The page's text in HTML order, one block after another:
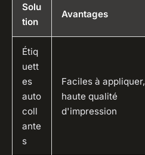
Solu
tion
Avantages
Étiq
uett
es
auto
coll
ante
s
Faciles à appliquer,
haute qualité
d'impression